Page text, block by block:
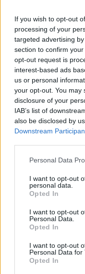
If you wish to opt-out
processing of your
targeted advertising
section to confirm
opt-out request is
interest-based ads
us or personal
your opt-out. You may
disclosure of your
IAB’s list of
also be disclosed by
Downstream
Personal Data
I want to opt-out
personal data.
Opted In
I want to opt-out
Personal Data.
Opted In
I want to opt-out
Personal Data for
Opted In
Aukció neve: 1. Műtárgy
Aukció dátuma:
Aukció ideje: 20:00
Aukció helye:https://
Tételszám: 189
Eladó adatai
Bemutatkozás:
iparművészeti